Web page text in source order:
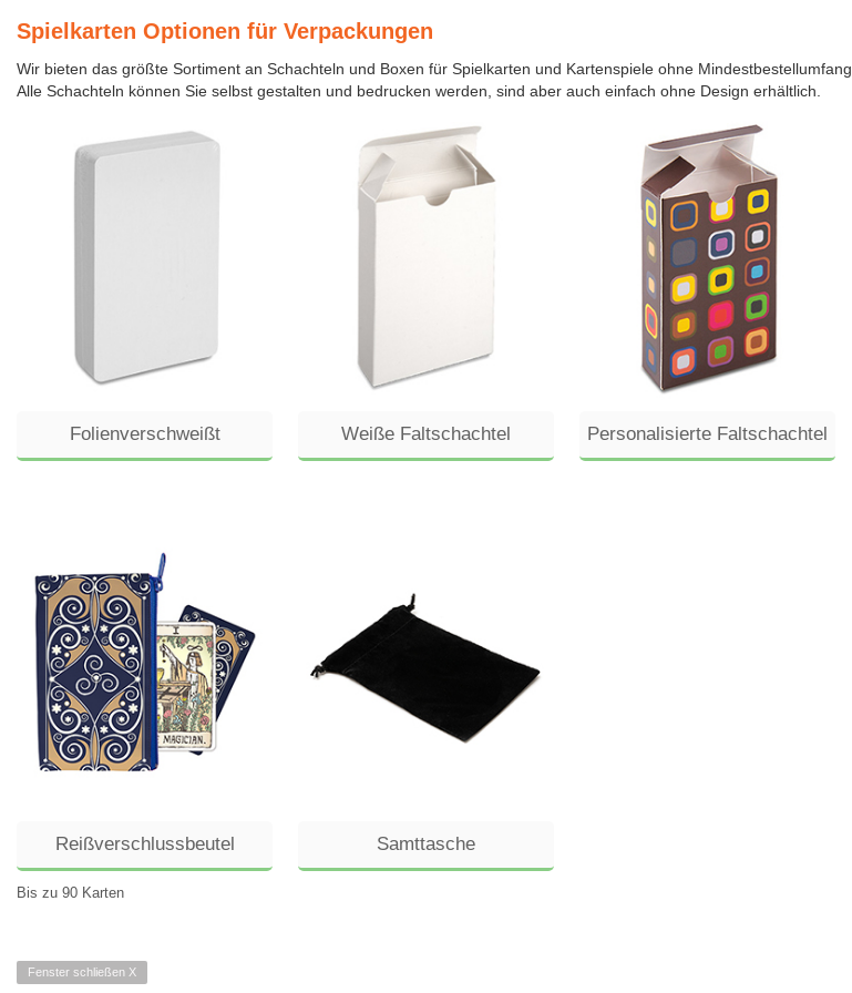
Spielkarten Optionen für Verpackungen
Wir bieten das größte Sortiment an Schachteln und Boxen für Spielkarten und Kartenspiele ohne Mindestbestellumfang.
Alle Schachteln können Sie selbst gestalten und bedrucken werden, sind aber auch einfach ohne Design erhältlich.
Folienverschweißt Weiße Faltschachtel Personalisierte Faltschachtel
Reißverschlussbeutel
Bis zu 90 Karten
Samttasche
Fenster schließen X